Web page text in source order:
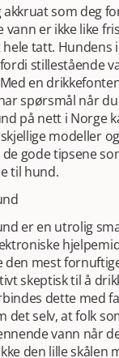
i løpet av
selvsagt skifte
å ha kontroll på
er tørst. En
Den lille
friskt rundt,
på en effektiv
til
med fint design
for å være
passer hos deg.
og stilen
tydelig er laget
like fint. Du
at hunden din liker
Med bruk
har
En god
er disse.Trixie
Trixie
akkruat som deg
vann er ikke like
tatt. Hundens
stillestående
en
spørsmål når
på nett i Norge
modeller
de gode tipsene
til hund.
er en utrolig
den mest
skeptisk til å
dette med
det selv, at folk
vann når
den lille skålen